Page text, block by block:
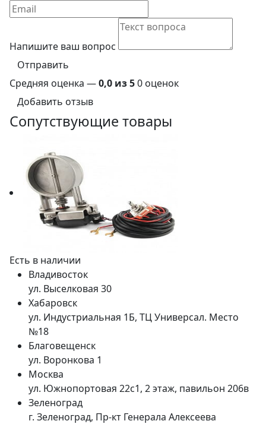
Напишите ваш вопрос
Отправить
Средняя оценка —0,0 из 50 оценок
Добавить отзыв
Сопутствующие товары
Есть в наличии
Владивосток
ул. Выселковая 30
Хабаровск
ул. Индустриальная 1Б, ТЦ Универсал. Место
№18
Благовещенск
ул. Воронкова 1
Москва
ул. Южнопортовая 22с1, 2 этаж, павильон 206в
Зеленоград
г. Зеленоград, Пр-кт Генерала Алексеева